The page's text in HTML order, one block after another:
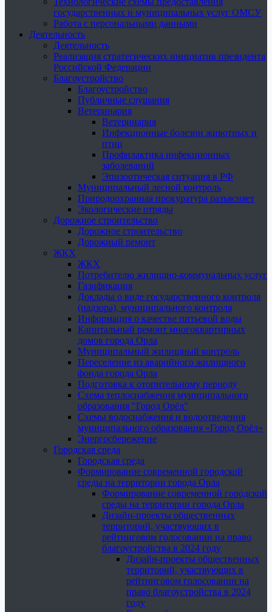
государственных и муниципальных услуг ОМСУ
Работа с персональными данными
Деятельность
Деятельность
Реализация стратегических инициатив президента
Российской Федерации
Благоустройство
Благоустройство
Публичные слушания
Ветеринария
Ветеринария
Инфекционные болезни животных и
птиц
Профилактика инфекционных
заболеваний
Эпизоотическая ситуация в РФ
Муниципальный лесной контроль
Природоохранная прокуратура разъясняет
Экологические отряды
Дорожное строительство
Дорожное строительство
Дорожный ремонт
ЖКХ
ЖКХ
Потребителю жилищно-коммунальных услуг
Газификация
Доклады о виде государственного контроля
(надзора), муниципального контроля
Информация о качестве питьевой воды
Капитальный ремонт многоквартирных
домов города Орла
Муниципальный жилищный контроль
Переселение из аварийного жилищного
фонда города Орла
Подготовка к отопительному периоду
Схема теплоснабжения муниципального
образования "Город Орёл"
Схемы водоснабжения и водоотведения
муниципального образования «Город Орёл»
Энергосбережение
Городская среда
Городская среда
Формирование современной городской
среды на территории города Орла
Формирование современной городской
среды на территории города Орла
Дизайн-проекты общественных
территорий, участвующих в
рейтинговом голосовании на право
благоустройства в 2024 году
Дизайн-проекты общественных
территорий, участвующих в
рейтинговом голосовании на
право благоустройства в 2024
году